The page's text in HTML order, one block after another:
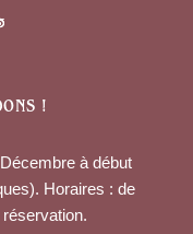
!
à début
Horaires : de